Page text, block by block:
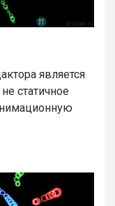
является
статичное